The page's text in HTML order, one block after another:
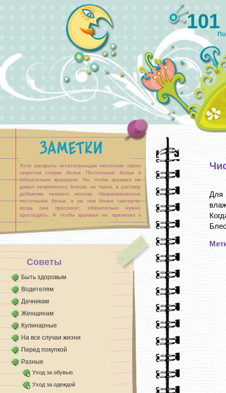
Хочу раскрыть читательницам несколько своих
секретов стирки белья. Постельное белье я
обязательно крахмалю. Но, чтобы крахмал не
давал неприятного блеска на ткани, в раствор
добавляю немного молока. Накрахмаленное
постельное белье, а уж тем более скатерти,
когда они просохнут, обязательно нужно
прогладить. А чтобы крахмал не прилипал к
утюгу, я сбрызгиваю постельное белье не
простой водой, [...]
Советы
Быть здоровым
Водителям
Дачникам
Женщинам
Кулинарные
На все случаи жизни
Перед покупкой
Разные
Уход за обувью
Уход за одеждой
Для